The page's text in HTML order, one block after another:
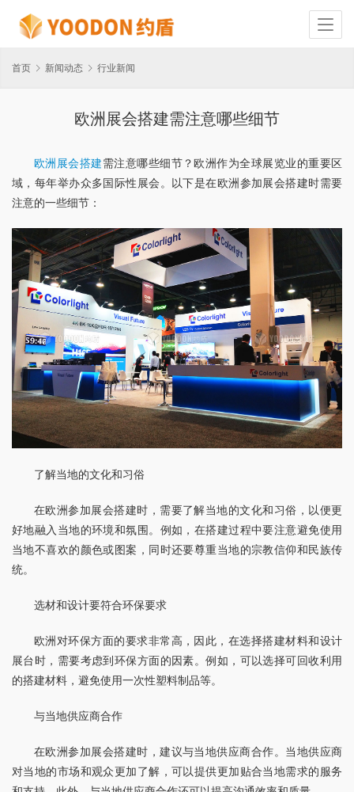
首页 新闻动态 行业新闻
欧洲展会搭建需注意哪些细节
欧洲展会搭建需注意哪些细节？欧洲作为全球展览业的重要区
域，每年举办众多国际性展会。以下是在欧洲参加展会搭建时需要
注意的一些细节：
了解当地的文化和习俗
在欧洲参加展会搭建时，需要了解当地的文化和习俗，以便更
好地融入当地的环境和氛围。例如，在搭建过程中要注意避免使用
当地不喜欢的颜色或图案，同时还要尊重当地的宗教信仰和民族传
统。
选材和设计要符合环保要求
欧洲对环保方面的要求非常高，因此，在选择搭建材料和设计
展台时，需要考虑到环保方面的因素。例如，可以选择可回收利用
的搭建材料，避免使用一次性塑料制品等。
与当地供应商合作
在欧洲参加展会搭建时，建议与当地供应商合作。当地供应商
对当地的市场和观众更加了解，可以提供更加贴合当地需求的服务